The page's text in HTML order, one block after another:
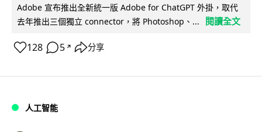
Adobe 宣布推出全新統一版 Adobe for ChatGPT 外掛，取代
去年推出三個獨立 connector，將 Photoshop、...
閱讀全文
128 5 ↗ 分享
人工智能